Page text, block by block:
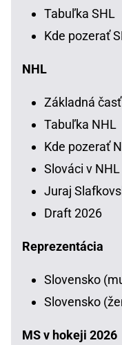
Tabuľka SHL
Kde pozerať
NHL
Základná
Tabuľka NHL
Kde pozerať
Slováci v NHL
Juraj
Draft 2026
Reprezentácia
Slovensko
Slovensko
MS v hokeji 2026